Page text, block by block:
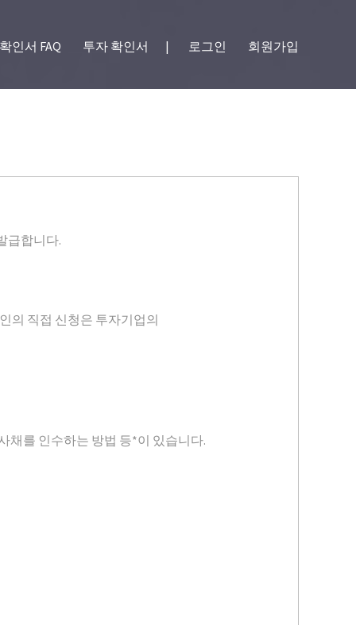
인서 FAQ 투자 확인서 | 로그인 회원가입
급합니다.
의 직접 신청은 투자기업의
채를 인수하는 방법 등*이 있습니다.